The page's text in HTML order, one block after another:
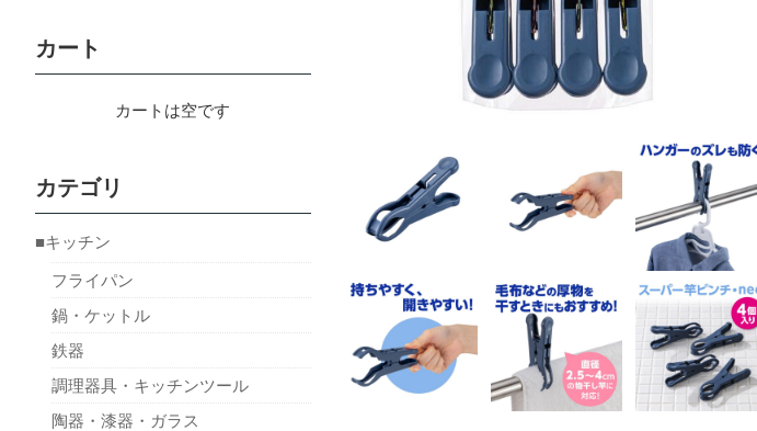
カート
カートは空です
カテゴリ
■キッチン
フライパン
鍋・ケットル
鉄器
調理器具・キッチンツール
陶器・漆器・ガラス